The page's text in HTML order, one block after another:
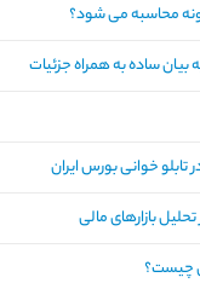
محاسبه می شود؟
ساده به همراه جزئیات
تابلو خوانی بورس ایران
بازارهای مالی
چیست؟